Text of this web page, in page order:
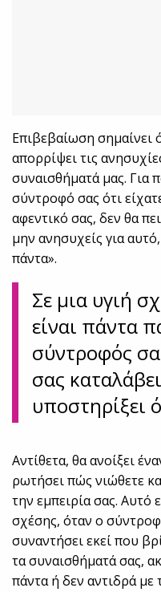
Επιβεβαίωση σημαίνει
απορρίψει τις
συναισθήματά μας. Για
σύντροφό σας ότι
αφεντικό σας, δεν θα
μην ανησυχείς για
πάντα».
Σε μια υγιή
είναι πάντα
σύντροφός
σας
υποστηρίξει
Αντίθετα, θα ανοίξει
ρωτήσει πώς νιώθετε
την εμπειρία σας. Αυτό
σχέσης, όταν ο
συναντήσει εκεί που
τα συναισθήματά σας,
πάντα ή δεν αντιδρά με